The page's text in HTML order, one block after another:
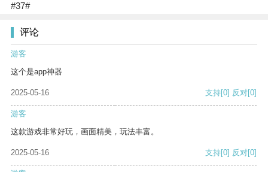
#37#
评论
游客
这个是app神器
2025-05-16 支持[0] 反对[0]
游客
这款游戏非常好玩，画面精美，玩法丰富。
2025-05-16 支持[0] 反对[0]